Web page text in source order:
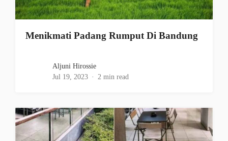
Menikmati Padang Rumput Di Bandung
Aljuni Hirossie
Jul 19, 2023
2 min read